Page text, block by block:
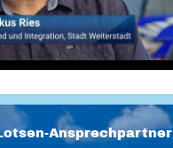
Service
Suche
Downloads
Kontakt
Impressum
Barriere melden
Ansprechpartner